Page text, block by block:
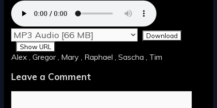
Download
Show URL
Alex , Gregor , Mary , Raphael , Sascha , Tim
Leave a Comment